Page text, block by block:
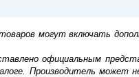
могут включать
официальным
Производитель может